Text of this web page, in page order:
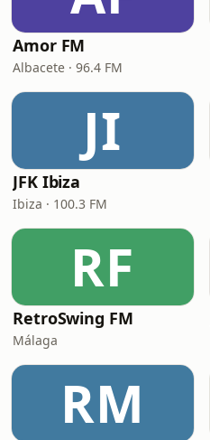
Amor FM
Albacete · 96.4 FM
JI
JFK Ibiza
Ibiza · 100.3 FM
RF
RetroSwing FM
Málaga
RM